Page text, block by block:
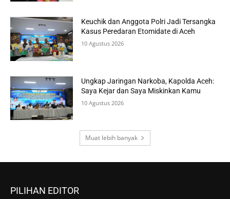
Keuchik dan Anggota Polri Jadi Tersangka
Kasus Peredaran Etomidate di Aceh
10 Agustus 2026
Ungkap Jaringan Narkoba, Kapolda Aceh:
Saya Kejar dan Saya Miskinkan Kamu
10 Agustus 2026
Muat lebih banyak
PILIHAN EDITOR